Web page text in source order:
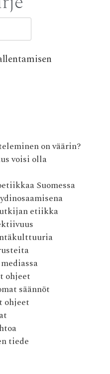
on väärin?
voisi olla
Suomessa
etiikka
ohjeet
säännöt
ohjeet
tiede